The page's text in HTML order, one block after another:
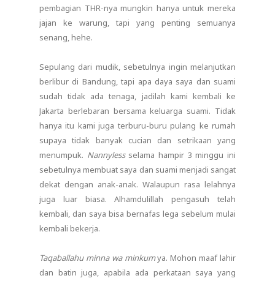
pembagian THR-nya mungkin hanya untuk mereka
jajan ke warung, tapi yang penting semuanya
senang, hehe.
Sepulang dari mudik, sebetulnya ingin melanjutkan
berlibur di Bandung, tapi apa daya saya dan suami
sudah tidak ada tenaga, jadilah kami kembali ke
Jakarta berlebaran bersama keluarga suami. Tidak
hanya itu kami juga terburu-buru pulang ke rumah
supaya tidak banyak cucian dan setrikaan yang
menumpuk. Nannylessselama hampir 3 minggu ini
sebetulnya membuat saya dan suami menjadi sangat
dekat dengan anak-anak. Walaupun rasa lelahnya
juga luar biasa. Alhamdulillah pengasuh telah
kembali, dan saya bisa bernafas lega sebelum mulai
kembali bekerja.
Taqaballahu minna wa minkumya. Mohon maaf lahir
dan batin juga, apabila ada perkataan saya yang